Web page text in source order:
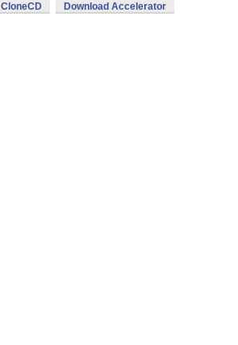
CloneCD Download Accelerator